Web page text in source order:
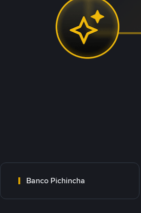
Banco Pichincha